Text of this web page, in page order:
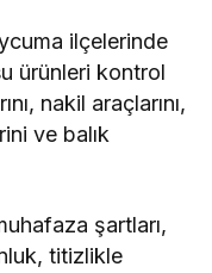
ilçelerinde
ürünleri kontrol
nakil araçlarını,
ve balık
şartları,
titizlikle